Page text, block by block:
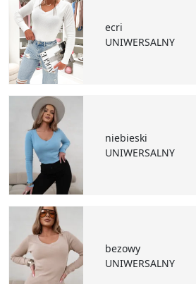
ecri
UNIWERSALNY
niebieski
UNIWERSALNY
bezowy
UNIWERSALNY